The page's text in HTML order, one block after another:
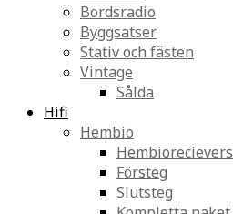
Bordsradio
Byggsatser
Stativ och fästen
Vintage
Sålda
Hifi
Hembio
Hembiorecievers
Försteg
Slutsteg